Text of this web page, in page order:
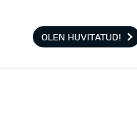
OLEN HUVITATUD!